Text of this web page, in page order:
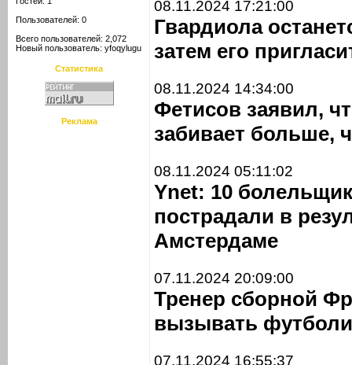
Пользователей: 0
Всего пользователей: 2,072
Новый пользователь: yfoqylugu
Статистика
Реклама
08.11.2024 17:21:00
Гвардиола
затем его
08.11.2024 14:34:00
Фетисов заявил,
забивает больше,
08.11.2024 05:11:02
Ynet: 10
пострадали в
Амстердаме
07.11.2024 20:09:00
Тренер сборной
вызывать
07.11.2024 16:55:37